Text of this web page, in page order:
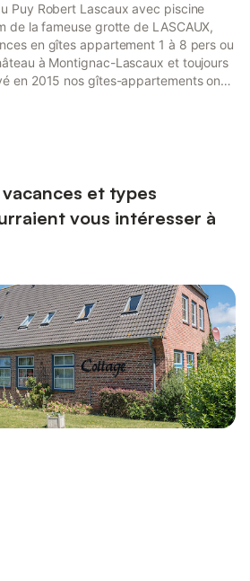
Puy Robert Lascaux avec piscine
de la fameuse grotte de LASCAUX,
en gîtes appartement 1 à 8 pers ou
à Montignac-Lascaux et toujours
en 2015 nos gîtes-appartements ont
gîte-appartement est
et types
vous intéresser à